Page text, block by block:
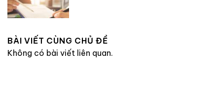
BÀI VIẾT CÙNG CHỦ ĐỀ
Không có bài viết liên quan.